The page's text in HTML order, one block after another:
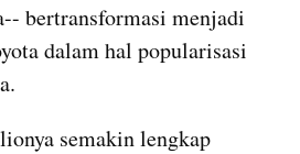
bertransformasi menjadi
dalam hal popularisasi
semakin lengkap